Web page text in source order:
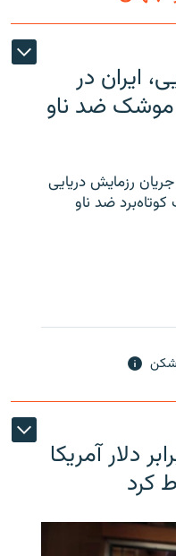
ایران در
موشک ضد ناو
رزمایش دریایی
ضد ناو
دلار آمریکا